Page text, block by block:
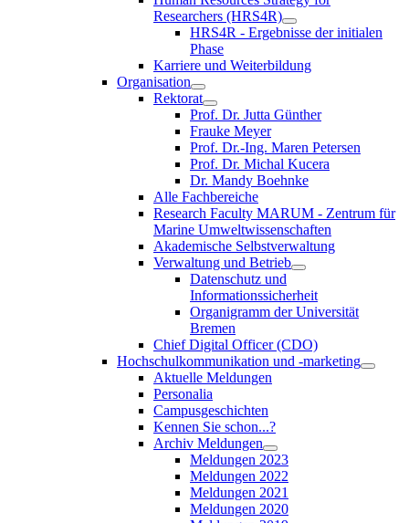
Researchers (HRS4R)
HRS4R - Ergebnisse der initialen
Phase
Karriere und Weiterbildung
Organisation
Rektorat
Prof. Dr. Jutta Günther
Frauke Meyer
Prof. Dr.-Ing. Maren Petersen
Prof. Dr. Michal Kucera
Dr. Mandy Boehnke
Alle Fachbereiche
Research Faculty MARUM - Zentrum für
Marine Umweltwissenschaften
Akademische Selbstverwaltung
Verwaltung und Betrieb
Datenschutz und
Informationssicherheit
Organigramm der Universität
Bremen
Chief Digital Officer (CDO)
Hochschulkommunikation und -marketing
Aktuelle Meldungen
Personalia
Campusgeschichten
Kennen Sie schon...?
Archiv Meldungen
Meldungen 2023
Meldungen 2022
Meldungen 2021
Meldungen 2020